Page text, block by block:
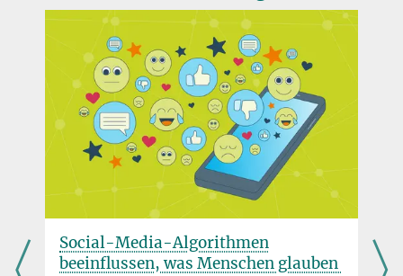
Presse- und Öffentlichkeitsarbeit
Max-Planck-Institut für Verhaltensökonomik, Bonn
+49 228 91416-119
50 verhaltensökonomische Erkenntnisse
Matthias Sutter, Direktor am Max-Planck-Institut zur Erforschung
von Gemeinschaftsgütern hilft mit seinem neuen Buch, den
menschlichen Faktor im Berufsleben besser zu verstehen. Und er
erklärt, wie wir zu einem erfolgreicheren Miteinander mit Chefinnen
und Chefs, Kolleginnen und Kollegen kommen.
mehr
Erbschaftsteuer: Geringer Ertrag,
enormes Konfliktpotenzial